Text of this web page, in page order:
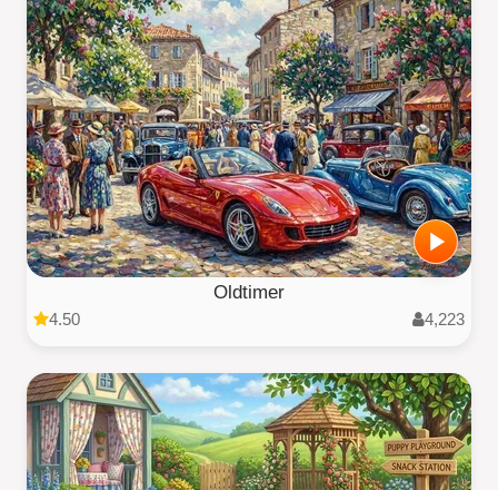
Oldtimer
4.50 4,223